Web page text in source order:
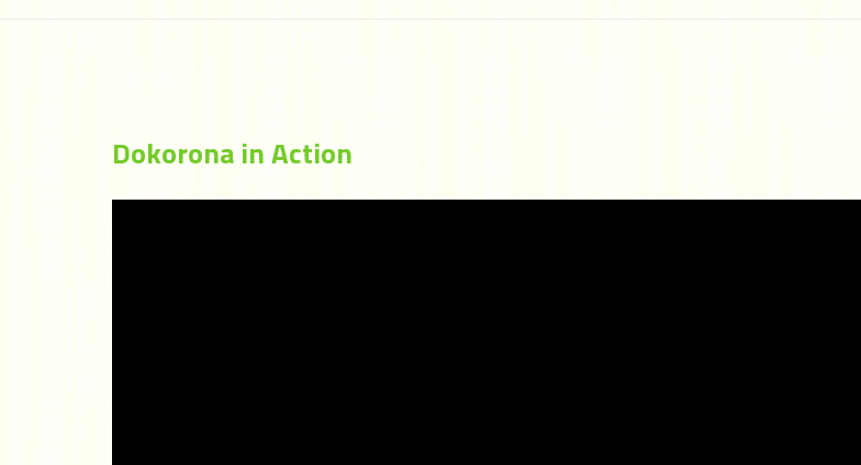
Dokorona in Action